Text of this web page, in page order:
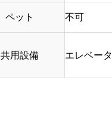
ペット 不可
共用設備 エレベータ